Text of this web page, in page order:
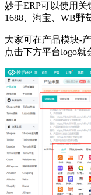
妙手ERP可以使用
1688、淘宝、WB野
大家可在产品模块-
点击下方平台logo就